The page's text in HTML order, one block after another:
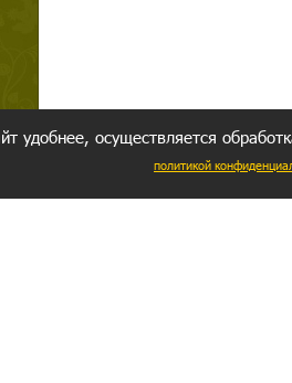
удобнее, осуществляется
политикой